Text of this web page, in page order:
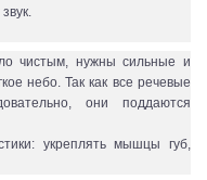
чистым, нужны сильные и
небо. Так как все речевые
они поддаются
укреплять мышцы губ,